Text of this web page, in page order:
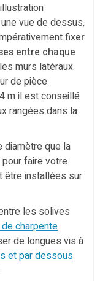
vue de dessus,
fixer
entre chaque
murs latéraux.
de pièce
m il est conseillé
rangées dans la
que la
faire votre
être installées sur
les solives
charpente
de longues vis à
et par dessous